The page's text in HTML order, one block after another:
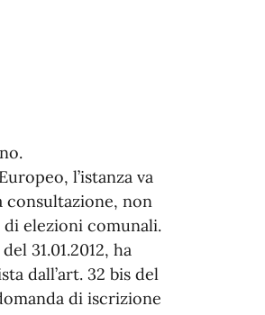
l’istanza va
consultazione, non
elezioni comunali.
31.01.2012, ha
dall’art. 32 bis del
di iscrizione